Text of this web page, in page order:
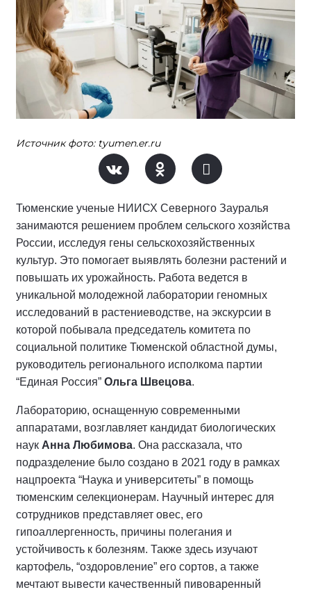
Источник фото: tyumen.er.ru
Тюменские ученые НИИСХ Северного Зауралья
занимаются решением проблем сельского хозяйства
России, исследуя гены сельскохозяйственных
культур. Это помогает выявлять болезни растений и
повышать их урожайность. Работа ведется в
уникальной молодежной лаборатории геномных
исследований в растениеводстве, на экскурсии в
которой побывала председатель комитета по
социальной политике Тюменской областной думы,
руководитель регионального исполкома партии
“Единая Россия” Ольга Швецова.
Лабораторию, оснащенную современными
аппаратами, возглавляет кандидат биологических
наук Анна Любимова. Она рассказала, что
подразделение было создано в 2021 году в рамках
нацпроекта “Наука и университеты” в помощь
тюменским селекционерам. Научный интерес для
сотрудников представляет овес, его
гипоаллергенность, причины полегания и
устойчивость к болезням. Также здесь изучают
картофель, “оздоровление” его сортов, а также
мечтают вывести качественный пивоваренный